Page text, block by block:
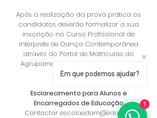
Após a realização da prova prática os
candidatos deverão formalizar a sua
inscrição no Curso Profissional de
Intérprete de Dança Contemporânea
através do Portal de Matriculas do
Agrupamento de Escolas da Parede
Esclarecimento para Alunos e
Encarregados de Educação
Contactar escolaedam@edam.pt
Em que podemos ajudar?
1